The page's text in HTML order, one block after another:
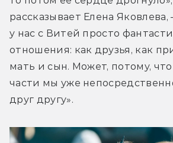
рассказывает Елена Яковлева,
у нас с Витей просто
отношения: как друзья, как
мать и сын. Может, потому, что
части мы уже
друг другу».